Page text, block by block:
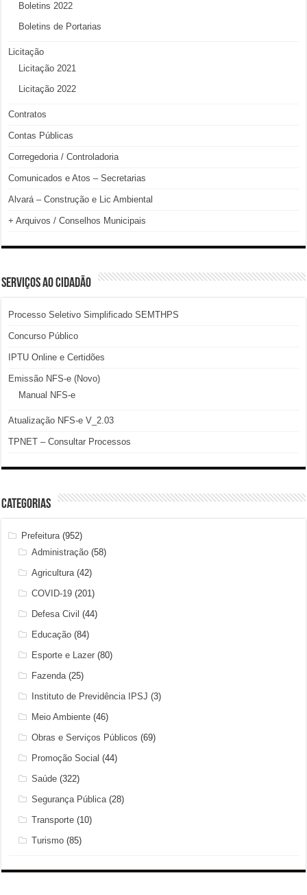
Boletins 2022
Boletins de Portarias
Licitação
Licitação 2021
Licitação 2022
Contratos
Contas Públicas
Corregedoria / Controladoria
Comunicados e Atos – Secretarias
Alvará – Construção e Lic Ambiental
+ Arquivos / Conselhos Municipais
SERVIÇOS AO CIDADÃO
Processo Seletivo Simplificado SEMTHPS
Concurso Público
IPTU Online e Certidões
Emissão NFS-e (Novo)
Manual NFS-e
Atualização NFS-e V_2.03
TPNET – Consultar Processos
Categorias
Prefeitura(952)
Administração (58)
Agricultura(42)
COVID-19 (201)
Defesa Civil (44)
Educação (84)
Esporte e Lazer (80)
Fazenda(25)
Instituto de Previdência IPSJ (3)
Meio Ambiente (46)
Obras e Serviços Públicos (69)
Promoção Social (44)
Saúde (322)
Segurança Pública(28)
Transporte (10)
Turismo (85)